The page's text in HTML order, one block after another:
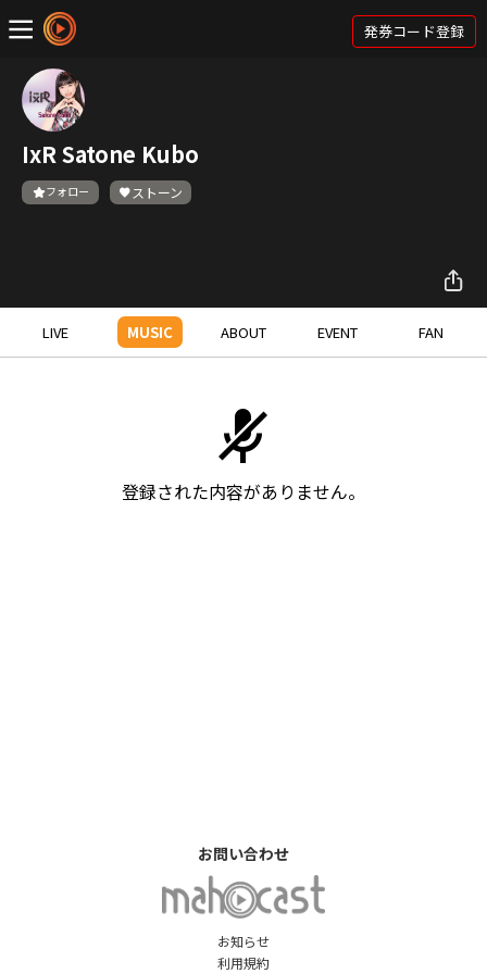
発券コード登録
IxR Satone Kubo
フォロー ストーン
LIVE MUSIC ABOUT EVENT FAN
登録された内容がありません。
お知らせ
利用規約
お問い合わせ